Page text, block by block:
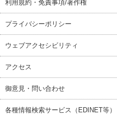
利用規約・免責事項/著作権
プライバシーポリシー
ウェブアクセシビリティ
アクセス
御意見・問い合わせ
各種情報検索サービス（EDINET等）